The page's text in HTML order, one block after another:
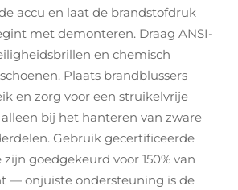
accu en laat de brandstofdruk
met demonteren. Draag ANSI-
en chemisch
Plaats brandblussers
en zorg voor een struikelvrije
bij het hanteren van zware
Gebruik gecertificeerde
goedgekeurd voor 150% van
— onjuiste ondersteuning is de